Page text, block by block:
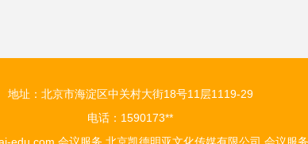
地址：北京市海淀区中关村大街18号11层1119-29
电话：1590173**